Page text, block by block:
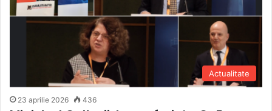
Actualitate
23 aprilie 2026 436